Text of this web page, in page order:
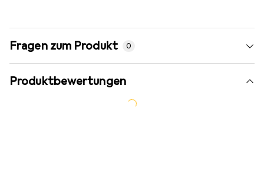
Fragen zum Produkt 0
Produktbewertungen